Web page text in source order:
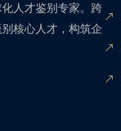
人才鉴别专家。跨
核心人才，构筑企